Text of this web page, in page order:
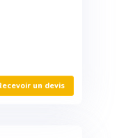
un devis